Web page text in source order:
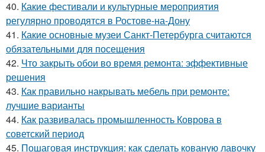
40. Какие фестивали и культурные мероприятия
регулярно проводятся в Ростове-на-Дону
41. Какие основные музеи Санкт-Петербурга считаются
обязательными для посещения
42. Что закрыть обои во время ремонта: эффективные
решения
43. Как правильно накрывать мебель при ремонте:
лучшие варианты
44. Как развивалась промышленность Коврова в
советский период
45. Пошаговая инструкция: как сделать кованую лавочку